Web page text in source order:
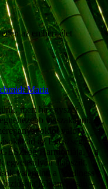
az emberi élet
Maria
mert ha egyszer
visszakapni. A
való
ad az Egészség és
Harmóniája, – a
egyensúlyán alapszik.
valamint a Wellness –
folyamatosan –